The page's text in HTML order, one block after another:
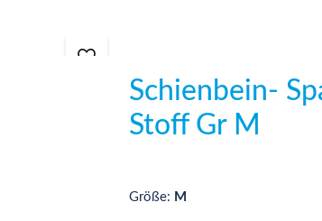
Schienbein-
Stoff Gr M
Größe: M